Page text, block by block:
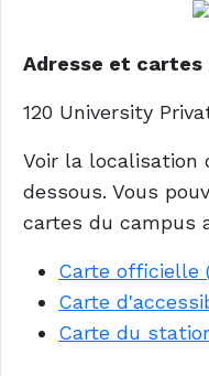
Adresse et cartes
120 University
Voir la localisation
dessous. Vous
cartes du campus
Carte officielle
Carte
Carte du